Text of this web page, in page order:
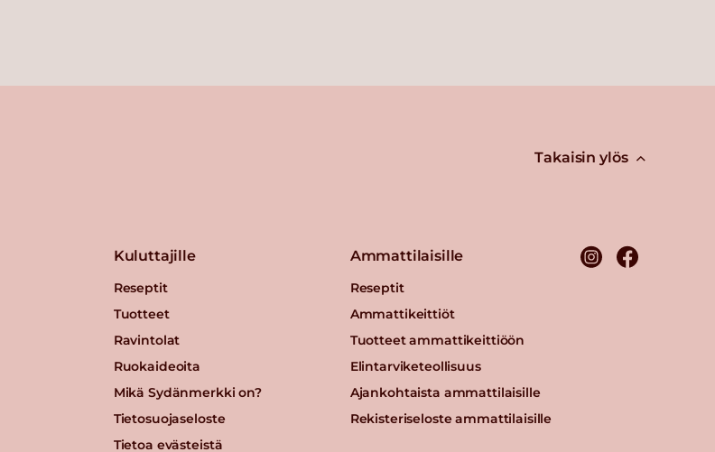
Takaisin ylös
Kuluttajille
Reseptit
Tuotteet
Ravintolat
Ruokaideoita
Mikä Sydänmerkki on?
Tietosuojaseloste
Tietoa evästeistä
Ammattilaisille
Reseptit
Ammattikeittiöt
Tuotteet ammattikeittiöön
Elintarviketeollisuus
Ajankohtaista ammattilaisille
Rekisteriseloste ammattilaisille